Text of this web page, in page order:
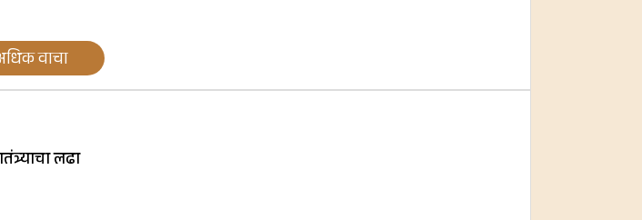
वाचा
लढा